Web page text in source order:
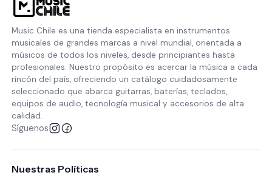
Music Chile es una tienda especialista en instrumentos
musicales de grandes marcas a nivel mundial, orientada a
músicos de todos los niveles, desde principiantes hasta
profesionales. Nuestro propósito es acercar la música a cada
rincón del país, ofreciendo un catálogo cuidadosamente
seleccionado que abarca guitarras, baterías, teclados,
equipos de audio, tecnología musical y accesorios de alta
calidad.
Síguenos
Nuestras Políticas